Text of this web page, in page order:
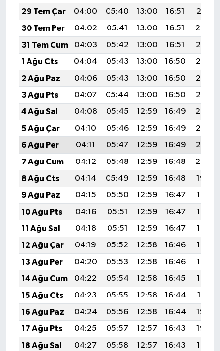
29 Tem Çar
04:00 05:40 13:00 16:51
20:10
30 Tem Per
04:02 05:41 13:00 16:51
20:09
31 Tem Cum
04:03 05:42 13:00 16:51
20:08
1 Ağu Cts
04:04 05:43 13:00 16:50
20:07
2 Ağu Paz
04:06 05:43 13:00 16:50
20:06
3 Ağu Pts
04:07 05:44 13:00 16:50
20:05
4 Ağu Sal
04:08 05:45 12:59 16:49
20:04
5 Ağu Çar
04:10 05:46 12:59 16:49
20:03
6 Ağu Per
04:11 05:47 12:59 16:49
20:02
7 Ağu Cum
04:12 05:48 12:59 16:48
20:00
8 Ağu Cts
04:14 05:49 12:59 16:48
19:59
9 Ağu Paz
04:15 05:50 12:59 16:47
19:58
10 Ağu Pts
04:16 05:51 12:59 16:47
19:57
11 Ağu Sal
04:18 05:51 12:59 16:47
19:56
12 Ağu Çar
04:19 05:52 12:58 16:46
19:55
13 Ağu Per
04:20 05:53 12:58 16:46
19:53
14 Ağu Cum
04:22 05:54 12:58 16:45
19:52
15 Ağu Cts
04:23 05:55 12:58 16:44
19:51
16 Ağu Paz
04:24 05:56 12:58 16:44
19:49
17 Ağu Pts
04:25 05:57 12:57 16:43
19:48
18 Ağu Sal
04:27 05:58 12:57 16:43
19:47